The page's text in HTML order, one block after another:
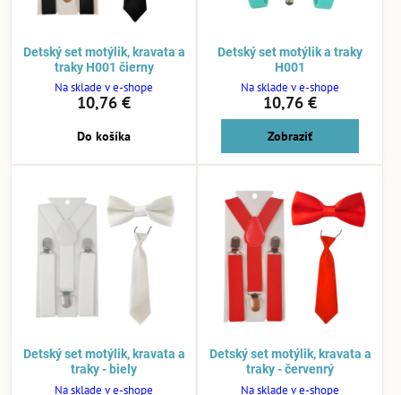
Detský set motýlik, kravata a
traky H001 čierny
Na sklade v e-shope
10,76 €
Do košíka
Detský set motýlik a traky
H001
Na sklade v e-shope
10,76 €
Zobraziť
Detský set motýlik, kravata a
traky - biely
Na sklade v e-shope
Detský set motýlik, kravata a
traky - červenrý
Na sklade v e-shope